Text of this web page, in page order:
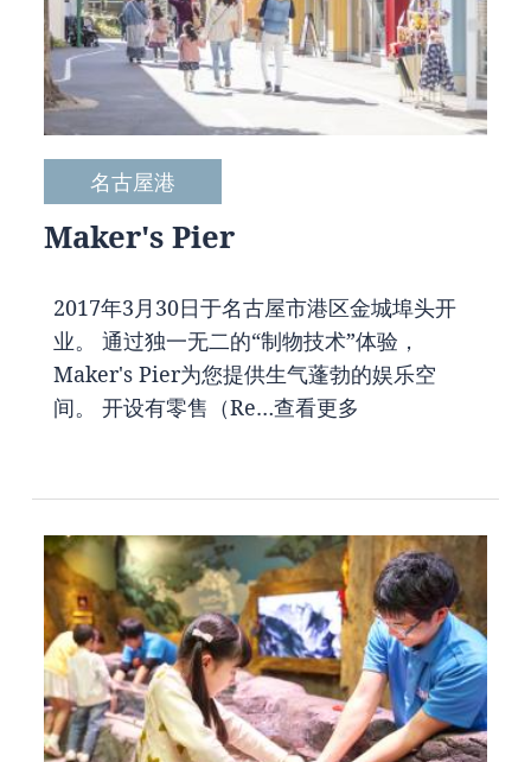
名古屋港
Maker's Pier
2017年3月30日于名古屋市港区金城埠头开
业。 通过独一无二的“制物技术”体验，
Maker's Pier为您提供生气蓬勃的娱乐空
间。 开设有零售（Re…查看更多